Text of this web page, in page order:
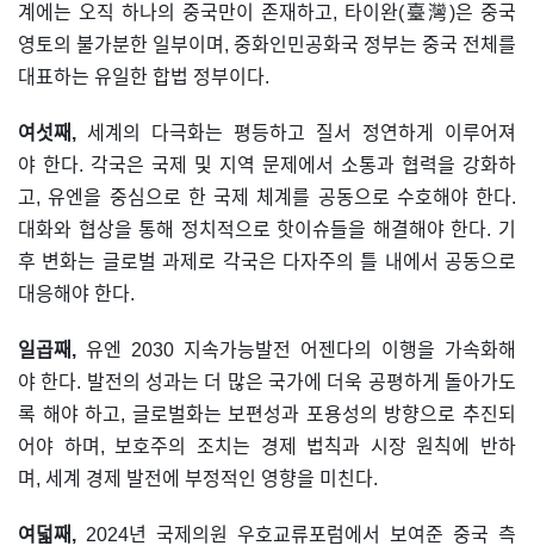
계에는 오직 하나의 중국만이 존재하고, 타이완(臺灣)은 중국
영토의 불가분한 일부이며, 중화인민공화국 정부는 중국 전체를
대표하는 유일한 합법 정부이다.
여섯째, 세계의 다극화는 평등하고 질서 정연하게 이루어져
야 한다. 각국은 국제 및 지역 문제에서 소통과 협력을 강화하
고, 유엔을 중심으로 한 국제 체계를 공동으로 수호해야 한다.
대화와 협상을 통해 정치적으로 핫이슈들을 해결해야 한다. 기
후 변화는 글로벌 과제로 각국은 다자주의 틀 내에서 공동으로
대응해야 한다.
일곱째, 유엔 2030 지속가능발전 어젠다의 이행을 가속화해
야 한다. 발전의 성과는 더 많은 국가에 더욱 공평하게 돌아가도
록 해야 하고, 글로벌화는 보편성과 포용성의 방향으로 추진되
어야 하며, 보호주의 조치는 경제 법칙과 시장 원칙에 반하
며, 세계 경제 발전에 부정적인 영향을 미친다.
여덟째, 2024년 국제의원 우호교류포럼에서 보여준 중국 측